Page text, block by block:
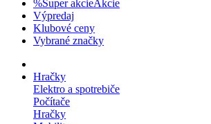
%Super akcieAkcie
Výpredaj
Klubové ceny
Vybrané značky
Hračky
Elektro a spotrebiče
Počítače
Hračky